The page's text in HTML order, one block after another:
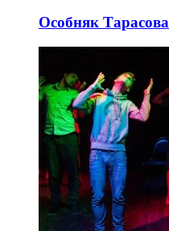
Особняк Тарасова